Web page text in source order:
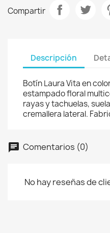
Compartir
Descripción
Botín Laura Vita en
estampado floral
rayas y tachuelas,
cremallera lateral.
Comentarios (0)
No hay reseñas de